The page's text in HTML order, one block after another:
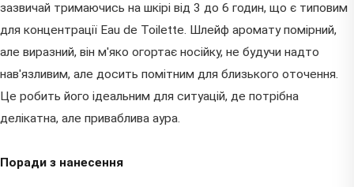
зазвичай тримаючись на шкірі від 3 до 6 годин, що є типовим
для концентрації Eau de Toilette. Шлейф аромату помірний,
але виразний, він м'яко огортає носійку, не будучи надто
нав'язливим, але досить помітним для близького оточення.
Це робить його ідеальним для ситуацій, де потрібна
делікатна, але приваблива аура.
Поради з нанесення